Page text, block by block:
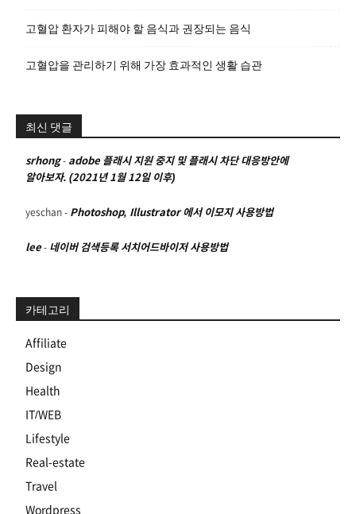
고혈압 환자가 피해야 할 음식과 권장되는 음식
고혈압을 관리하기 위해 가장 효과적인 생활 습관
최신 댓글
srhong- adobe 플래시 지원 중지 및 플래시 차단 대응방안에
알아보자. (2021년 1월 12일 이후)
yeschan - Photoshop, Illustrator 에서 이모지 사용방법
lee - 네이버 검색등록 서치어드바이저 사용방법
카테고리
Affiliate
Design
Health
IT/WEB
Lifestyle
Real-estate
Travel
Wordpress